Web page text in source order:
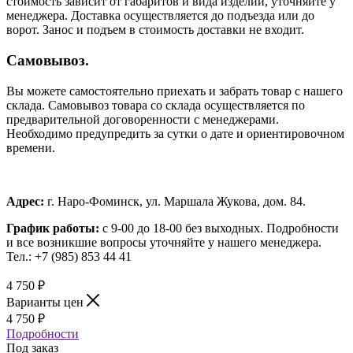
менеджера. Доставка осуществляется до подъезда или до
ворот. Занос и подъем в стоимость доставки не входит.
Самовывоз.
Вы можете самостоятельно приехать и забрать товар с нашего
склада. Самовывоз товара со склада осуществляется по
предварительной договоренности с менеджерами.
Необходимо предупредить за сутки о дате и ориентировочном
времени.
Адрес: г. Наро-Фоминск, ул. Маршала Жукова, дом. 84.
График работы: с 9-00 до 18-00 без выходных. Подробности
и все возникшие вопросы уточняйте у нашего менеджера.
Тел.: +7 (985) 853 44 41
4 750 ₽
Варианты цен
4 750 ₽
Подробности
Под заказ